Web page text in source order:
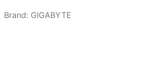
Brand: GIGABYTE